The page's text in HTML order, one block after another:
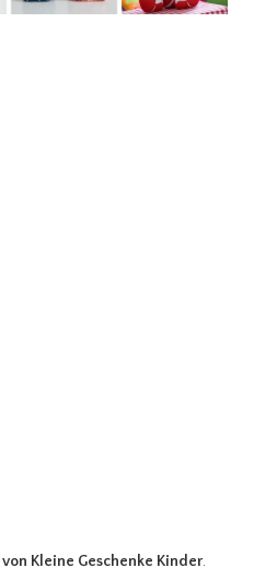
von Kleine Geschenke Kinder.